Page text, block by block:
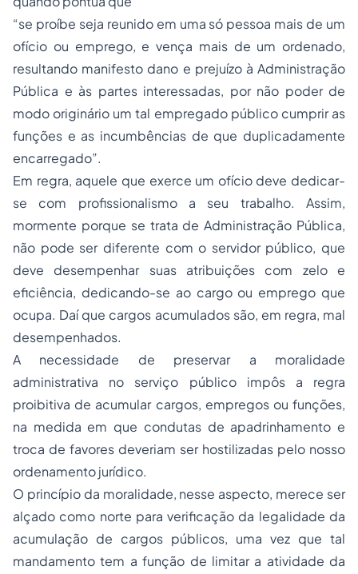
“se proíbe seja reunido em uma só pessoa mais de um
ofício ou emprego, e vença mais de um ordenado,
resultando manifesto dano e prejuízo à Administração
Pública e às partes interessadas, por não poder de
modo originário um tal empregado público cumprir as
funções e as incumbências de que duplicadamente
encarregado”.
Em regra, aquele que exerce um ofício deve dedicar-
se com profissionalismo a seu trabalho. Assim,
mormente porque se trata de Administração Pública,
não pode ser diferente com o servidor público, que
deve desempenhar suas atribuições com zelo e
eficiência, dedicando-se ao cargo ou emprego que
ocupa. Daí que cargos acumulados são, em regra, mal
desempenhados.
A necessidade de preservar a moralidade
administrativa no serviço público impôs a regra
proibitiva de acumular cargos, empregos ou funções,
na medida em que condutas de apadrinhamento e
troca de favores deveriam ser hostilizadas pelo nosso
ordenamento jurídico.
O princípio da moralidade, nesse aspecto, merece ser
alçado como norte para verificação da legalidade da
acumulação de cargos públicos, uma vez que tal
mandamento tem a função de limitar a atividade da